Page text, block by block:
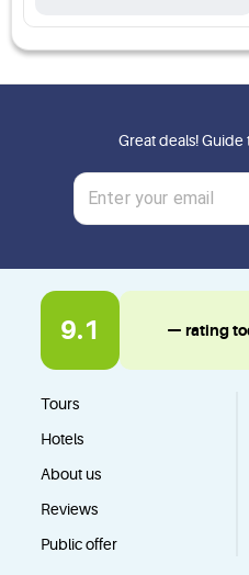
9.1 — rating
Tours
Hotels
About us
Reviews
Public offer
Great deals! Guide